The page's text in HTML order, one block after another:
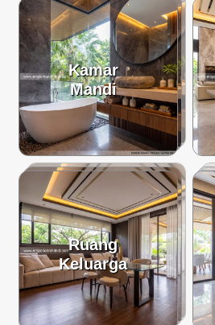
Kamar
Mandi
Ruang
Keluarga